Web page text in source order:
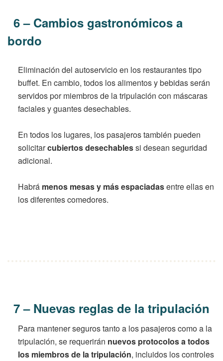
6 – Cambios gastronómicos a
bordo
Eliminación del autoservicio en los restaurantes tipo
buffet. En cambio, todos los alimentos y bebidas serán
servidos por miembros de la tripulación con máscaras
faciales y guantes desechables.
En todos los lugares, los pasajeros también pueden
solicitarcubiertos desechablessi desean seguridad
adicional.
Habrá menos mesas y más espaciadasentre ellas en
los diferentes comedores.
7 – Nuevas reglas de la tripulación
Para mantener seguros tanto a los pasajeros como a la
tripulación, se requerirán nuevos protocolos a todos
los miembros de la tripulación, incluidos los controles